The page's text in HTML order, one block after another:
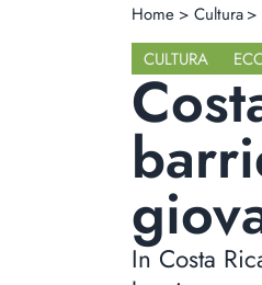
Home > Cultura >
CULTURA
In Costa